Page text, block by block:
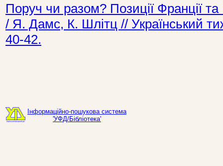
Поруч чи разом? Позиції Франції
/ Я. Дамс, К. Шлітц //
40-42.
Інформаційно-пошукова система
'УФД/Бібліотека'